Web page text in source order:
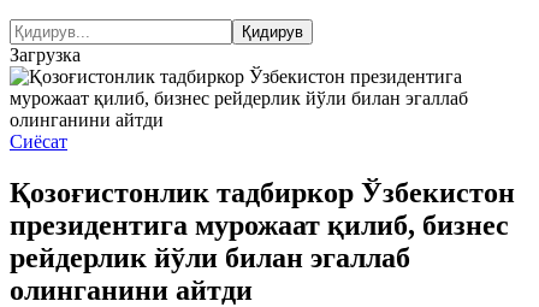
Загрузка
Сиёсат
Қозоғистонлик тадбиркор Ўзбекистон
президентига мурожаат қилиб, бизнес
рейдерлик йўли билан эгаллаб
олинганини айтди